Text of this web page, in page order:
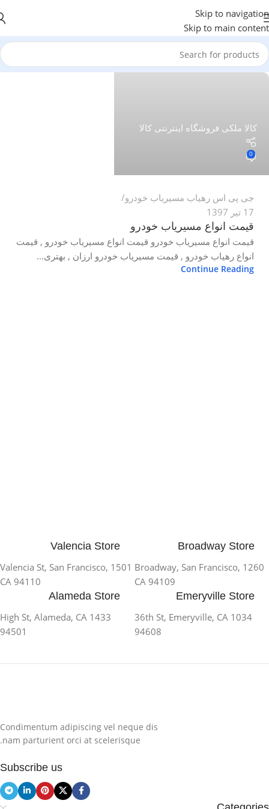
Skip to navigation
Skip to main content
کالا ملکی فروشگاه اینترنتی کالا
0
جی پی اس رهیاب مسیریاب خودرو
17 تیر 1397
قیمت انواع مسیریاب خودرو
قیمت انواع مسیریاب خودرو قیمت انواع مسیریاب خودرو , قیمت
انواع رهیاب خودرو , قیمت مسیریاب خودرو ارزان , بهتری...
Continue Reading
Broadway Store
1260 Broadway, San Francisco,
CA 94109
Valencia Store
1501 Valencia St, San Francisco,
CA 94110
Emeryville Store
1034 36th St, Emeryville, CA
94608
Alameda Store
1433 High St, Alameda, CA
94501
Condimentum adipiscing vel neque dis
nam parturient orci at scelerisque.
Subscribe us